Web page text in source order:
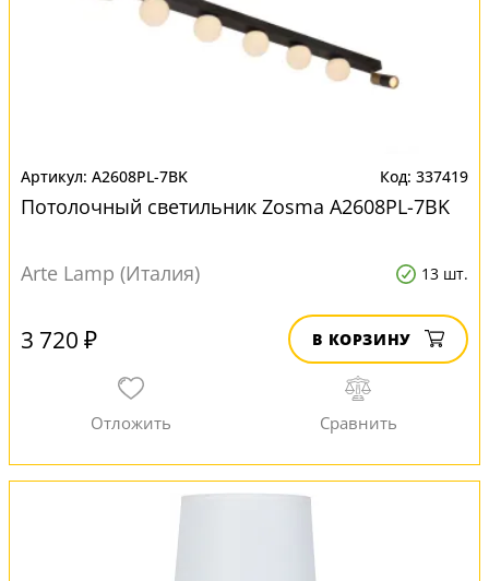
A2608PL-7BK 337419
Потолочный светильник Zosma A2608PL-7BK
Arte Lamp (Италия) 13 шт.
3 720 ₽ В КОРЗИНУ